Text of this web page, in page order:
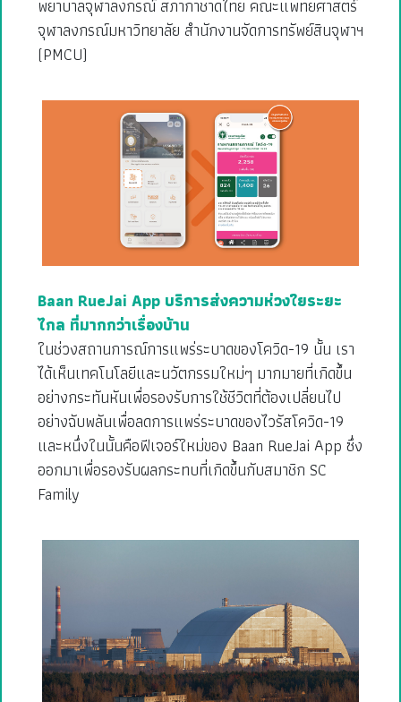
พยาบาลจุฬาลงกรณ์ สภากาชาดไทย คณะแพทยศาสตร์
จุฬาลงกรณ์มหาวิทยาลัย สำนักงานจัดการทรัพย์สินจุฬาฯ
(PMCU)
Baan RueJai App บริการส่งความห่วงใยระยะ
ไกล ที่มากกว่าเรื่องบ้าน
ในช่วงสถานการณ์การแพร่ระบาดของโควิด-19 นั้น เรา
ได้เห็นเทคโนโลยีและนวัตกรรมใหม่ๆ มากมายที่เกิดขึ้น
อย่างกระทันหันเพื่อรองรับการใช้ชีวิตที่ต้องเปลี่ยนไป
อย่างฉับพลันเพื่อลดการแพร่ระบาดของไวรัสโควิด-19
และหนึ่งในนั้นคือฟีเจอร์ใหม่ของ Baan RueJai App ซึ่ง
ออกมาเพื่อรองรับผลกระทบที่เกิดขึ้นกับสมาชิก SC
Family